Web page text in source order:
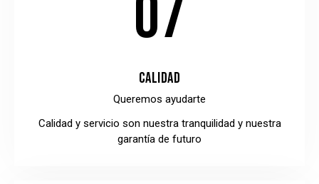
07
CALIDAD
Queremos ayudarte
Calidad y servicio son nuestra tranquilidad y nuestra
garantía de futuro